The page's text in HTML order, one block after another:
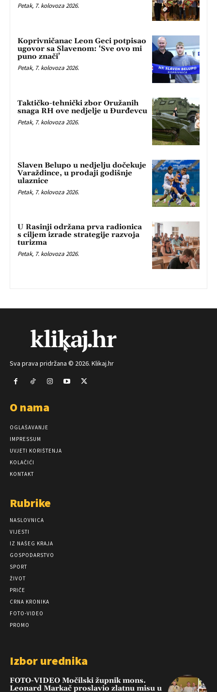
Petak, 7. kolovoza 2026.
Koprivničanac Leon Geci potpisao
ugovor sa Slavenom: ‘Sve ovo mi
puno znači’
Petak, 7. kolovoza 2026.
Taktičko-tehnički zbor Oružanih
snaga RH ove nedjelje u Đurđevcu
Petak, 7. kolovoza 2026.
Slaven Belupo u nedjelju dočekuje
Varaždince, u prodaji godišnje
ulaznice
Petak, 7. kolovoza 2026.
U Rasinji održana prva radionica
s ciljem izrade strategije razvoja
turizma
Petak, 7. kolovoza 2026.
Sva prava pridržana © 2026. Klikaj.hr
O nama
OGLAŠAVANJE
IMPRESSUM
UVJETI KORIŠTENJA
KOLAČIĆI
KONTAKT
Rubrike
NASLOVNICA
VIJESTI
IZ NAŠEG KRAJA
GOSPODARSTVO
SPORT
ŽIVOT
PRIČE
CRNA KRONIKA
FOTO-VIDEO
PROMO
Izbor urednika
FOTO-VIDEO Močilski župnik mons.
Leonard Markač proslavio zlatnu misu u